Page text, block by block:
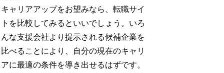
キャリアアップをお望みなら、転職サイ
トを比較してみるといいでしょう。いろ
んな支援会社より提示される候補企業を
比べることにより、自分の現在のキャリ
アに最適の条件を導き出せるはずです。